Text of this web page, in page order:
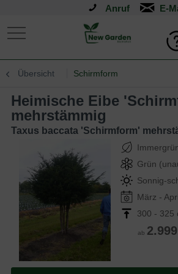
Anruf
Übersicht Schirmform
Heimische Eibe 'Schirmform'
mehrstämmig
Taxus baccata 'Schirmform'
Grün
Sonnig-
März -
300 - 325
ab